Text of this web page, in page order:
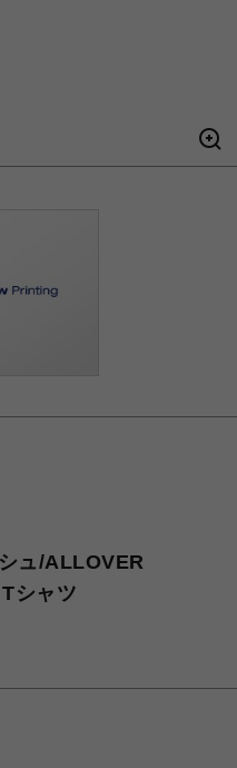
ュ/ALLOVER
シャツ